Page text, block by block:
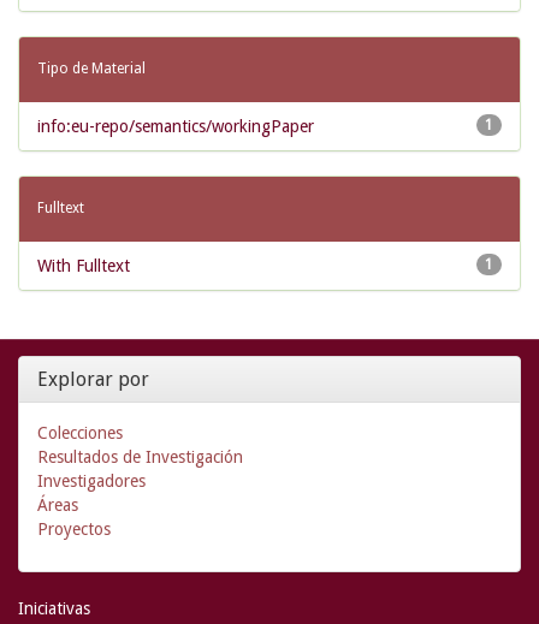
Tipo de Material
1
info:eu-repo/semantics/workingPaper
Fulltext
1
With Fulltext
Explorar por
Colecciones
Resultados de Investigación
Investigadores
Áreas
Proyectos
Iniciativas